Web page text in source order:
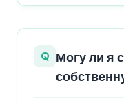
Q Могу ли я